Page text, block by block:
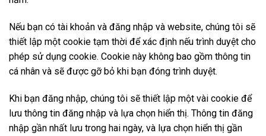
Nếu bạn có tài khoản và đăng nhập và website, chúng tôi sẽ
thiết lập một cookie tạm thời để xác định nếu trình duyệt cho
phép sử dụng cookie. Cookie này không bao gồm thông tin
cá nhân và sẽ được gỡ bỏ khi bạn đóng trình duyệt.
Khi bạn đăng nhập, chúng tôi sẽ thiết lập một vài cookie để
lưu thông tin đăng nhập và lựa chọn hiển thị. Thông tin đăng
nhập gần nhất lưu trong hai ngày, và lựa chọn hiển thị gần